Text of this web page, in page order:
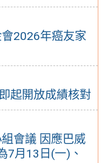
會2026年癌友家
起開放成績核對
會議 因應巴威
7月13日(一)、